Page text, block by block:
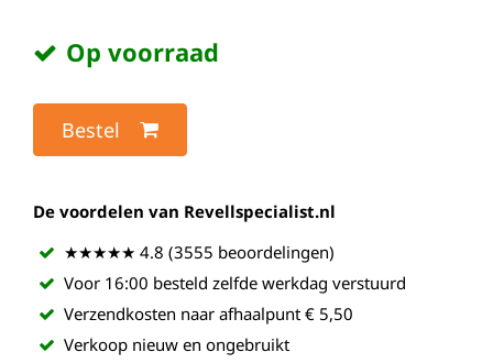
Op voorraad
Bestel
De voordelen van Revellspecialist.nl
★★★★★ 4.8 (3555 beoordelingen)
Voor 16:00 besteld zelfde werkdag verstuurd
Verzendkosten naar afhaalpunt € 5,50
Verkoop nieuw en ongebruikt